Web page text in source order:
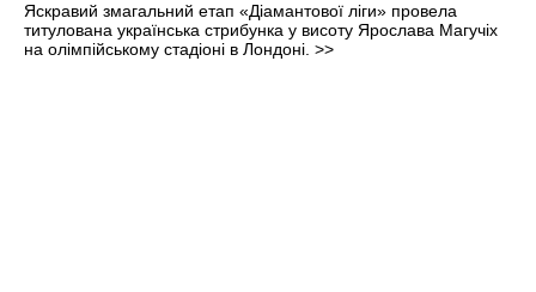
Яскравий змагальний етап «Діамантової ліги» провела
титулована українська стрибунка у висоту Ярослава Магучіх
на олімпійському стадіоні в Лондоні. >>